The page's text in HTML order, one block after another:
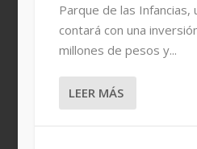
Parque de las Infancias,
contará con una
millones de pesos y...
LEER MÁS